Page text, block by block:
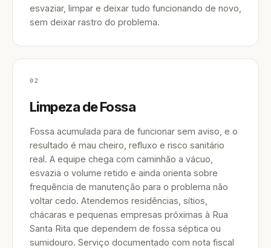
esvaziar, limpar e deixar tudo funcionando de novo,
sem deixar rastro do problema.
02
Limpeza de Fossa
Fossa acumulada para de funcionar sem aviso, e o
resultado é mau cheiro, refluxo e risco sanitário
real. A equipe chega com caminhão a vácuo,
esvazia o volume retido e ainda orienta sobre
frequência de manutenção para o problema não
voltar cedo. Atendemos residências, sítios,
chácaras e pequenas empresas próximas à Rua
Santa Rita que dependem de fossa séptica ou
sumidouro. Serviço documentado com nota fiscal